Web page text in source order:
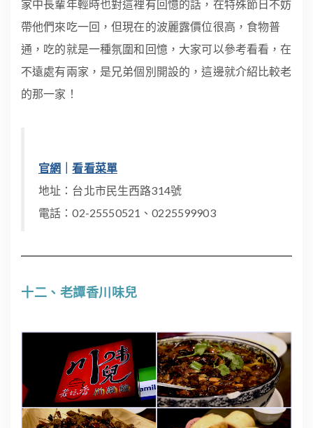
家中長輩年輕時也對這裡有回憶的話，在特殊節日不妨
帶他們來吃一回，但現在的波麗露價位很高，食物普
通，吃的就是一種氛圍和回憶，大家可以參考看看，在
不遠處有兩家，是兄弟個別開設的，這邊就介紹比較老
的那一家！
官網 ｜看看菜單
地址：台北市民生西路314號
電話：02-25550521、0225599903
十二、老譚香川味兒